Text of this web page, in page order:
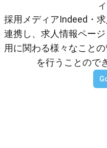
採用メディアIndeed・
連携し、求人情報ペー
用に関わる様々なこと
を行うことので